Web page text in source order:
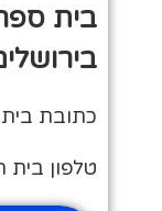
בית ספר
כתובת בית
טלפון בית הספר: